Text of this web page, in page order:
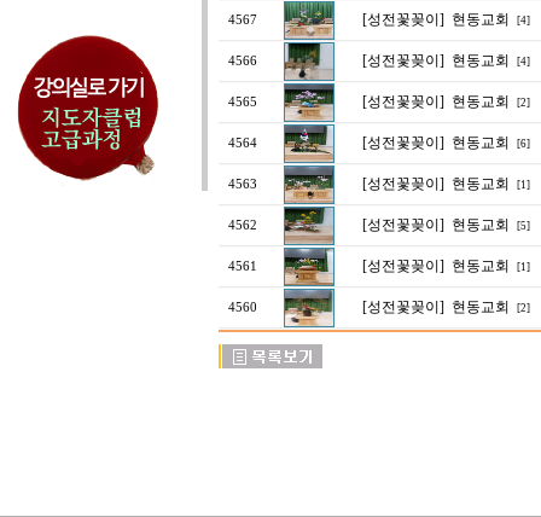
4567 [성전꽃꽂이] 현동교회 [4]
4566 [성전꽃꽂이] 현동교회 [4]
4565 [성전꽃꽂이] 현동교회 [2]
4564 [성전꽃꽂이] 현동교회 [6]
4563 [성전꽃꽂이] 현동교회 [1]
4562 [성전꽃꽂이] 현동교회 [5]
4561 [성전꽃꽂이] 현동교회 [1]
4560 [성전꽃꽂이] 현동교회 [2]